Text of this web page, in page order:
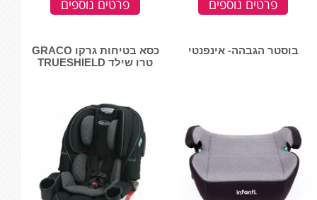
פרטים נוספים פרטים נוספים
בוסטר הגבהה- אינפנטי
כסא בטיחות גרקו GRACO
טרו שילד TRUESHIELD